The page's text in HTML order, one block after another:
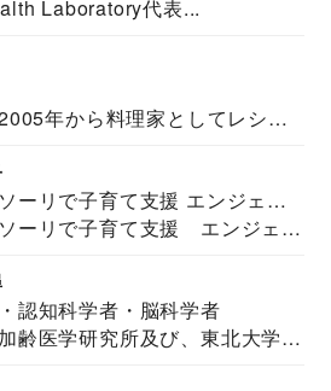
Laboratory代表...
年から料理家としてレシピ
ーリで子育て支援 エンジェル
究所所長
ーリで子育て支援 エンジェル
認知科学者・脳科学者
齢医学研究所及び、東北大学大